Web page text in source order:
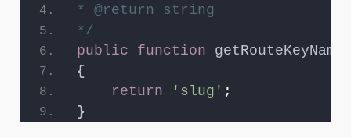
* @return string
*/
public
function getRouteKeyName
{
return
'slug' ;
}
SUSCRÍBETE